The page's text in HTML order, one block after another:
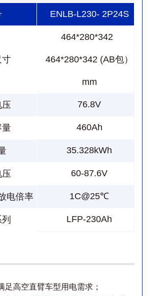
ENLB-L230- 2P24S
寸
464*280*342
464*280*342 (AB包）
mm
76.8V
量 460Ah
35.328kWh
60-87.6V
电倍率 1C@25℃
LFP-230Ah
足高空直臂车型用电需求；